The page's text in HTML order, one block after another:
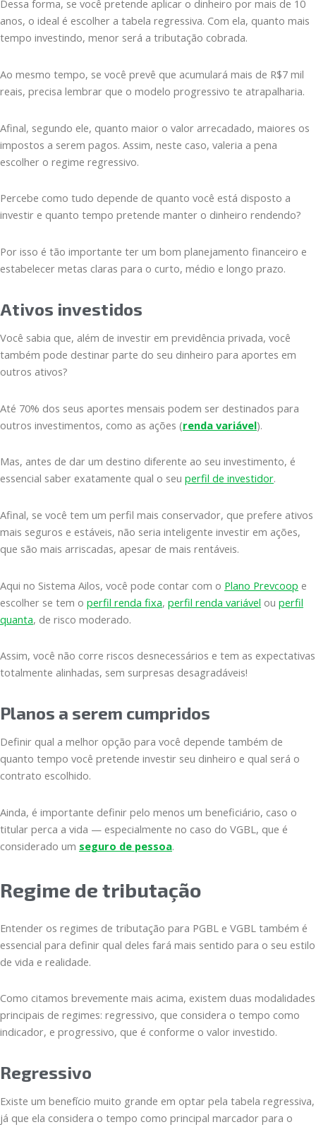
Dessa forma, se você pretende aplicar o dinheiro por mais de 10
anos, o ideal é escolher a tabela regressiva. Com ela, quanto mais
tempo investindo, menor será a tributação cobrada.
Ao mesmo tempo, se você prevê que acumulará mais de R$7 mil
reais, precisa lembrar que o modelo progressivo te atrapalharia.
Afinal, segundo ele, quanto maior o valor arrecadado, maiores os
impostos a serem pagos. Assim, neste caso, valeria a pena
escolher o regime regressivo.
Percebe como tudo depende de quanto você está disposto a
investir e quanto tempo pretende manter o dinheiro rendendo?
Por isso é tão importante ter um bom planejamento financeiro e
estabelecer metas claras para o curto, médio e longo prazo.
Ativos investidos
Você sabia que, além de investir em previdência privada, você
também pode destinar parte do seu dinheiro para aportes em
outros ativos?
Até 70% dos seus aportes mensais podem ser destinados para
outros investimentos, como as ações (renda variável).
Mas, antes de dar um destino diferente ao seu investimento, é
essencial saber exatamente qual o seu perfil de investidor.
Afinal, se você tem um perfil mais conservador, que prefere ativos
mais seguros e estáveis, não seria inteligente investir em ações,
que são mais arriscadas, apesar de mais rentáveis.
Aqui no Sistema Ailos, você pode contar com o Plano Prevcoop e
escolher se tem o perfil renda fixa, perfil renda variável ou perfil
quanta, de risco moderado.
Assim, você não corre riscos desnecessários e tem as expectativas
totalmente alinhadas, sem surpresas desagradáveis!
Planos a serem cumpridos
Definir qual a melhor opção para você depende também de
quanto tempo você pretende investir seu dinheiro e qual será o
contrato escolhido.
Ainda, é importante definir pelo menos um beneficiário, caso o
titular perca a vida — especialmente no caso do VGBL, que é
considerado um seguro de pessoa.
Regime de tributação
Entender os regimes de tributação para PGBL e VGBL também é
essencial para definir qual deles fará mais sentido para o seu estilo
de vida e realidade.
Como citamos brevemente mais acima, existem duas modalidades
principais de regimes: regressivo, que considera o tempo como
indicador, e progressivo, que é conforme o valor investido.
Regressivo
Existe um benefício muito grande em optar pela tabela regressiva,
já que ela considera o tempo como principal marcador para o